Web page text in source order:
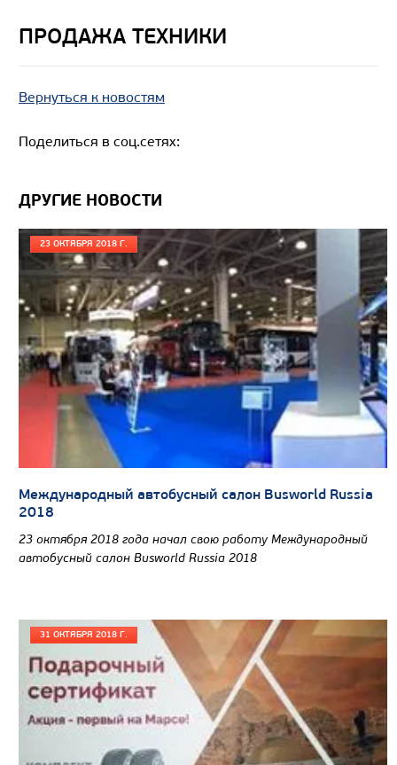
ПРОДАЖА ТЕХНИКИ
Вернуться к новостям
Поделиться в соц.сетях:
ДРУГИЕ НОВОСТИ
23 ОКТЯБРЯ 2018 Г.
Международный автобусный салон Busworld Russia
2018
23 октября 2018 года начал свою работу Международный
автобусный салон Busworld Russia 2018
31 ОКТЯБРЯ 2018 Г.